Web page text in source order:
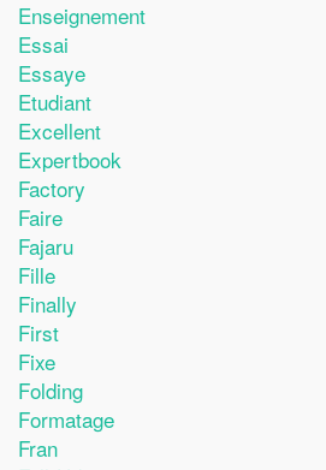
Enseignement
Essai
Essaye
Etudiant
Excellent
Expertbook
Factory
Faire
Fajaru
Fille
Finally
First
Fixe
Folding
Formatage
Fran